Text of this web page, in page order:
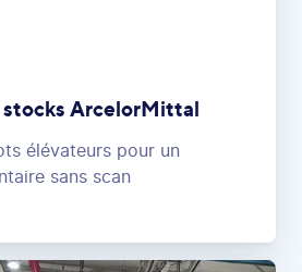
ArcelorMittal
élévateurs pour un
sans scan